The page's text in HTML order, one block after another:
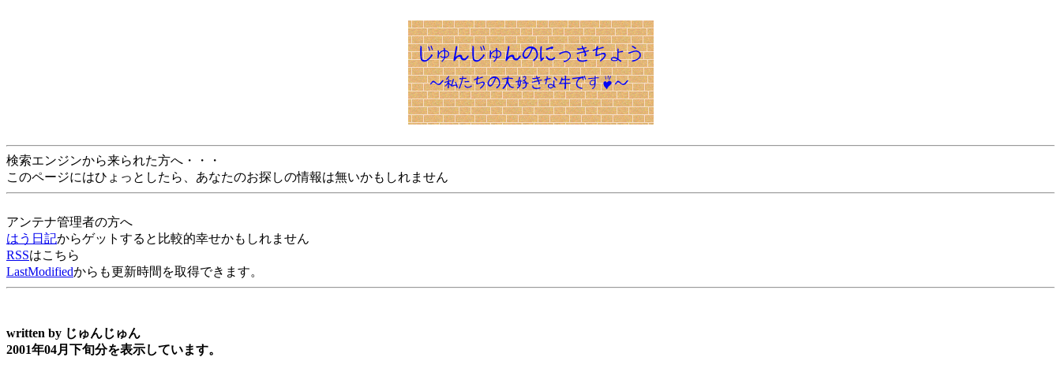
検索エンジンから来られた方へ・・・
このページにはひょっとしたら、あなたのお探しの情報は無いかもしれません
アンテナ管理者の方へ
はう日記からゲットすると比較的幸せかもしれません
RSSはこちら
LastModifiedからも更新時間を取得できます。
written by じゅんじゅん
2001年04月下旬分を表示しています。